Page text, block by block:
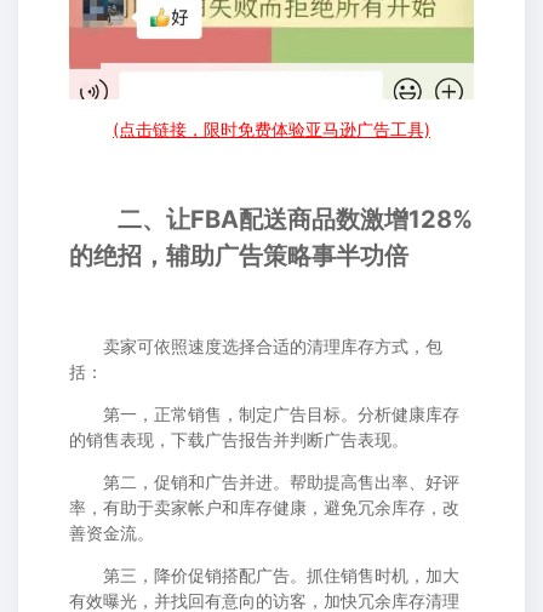
(点击链接，限时免费体验亚马逊广告工具)
二、让FBA配送商品数激增128%
的绝招，辅助广告策略事半功倍
卖家可依照速度选择合适的清理库存方式，包
括：
第一，正常销售，制定广告目标。分析健康库存
的销售表现，下载广告报告并判断广告表现。
第二，促销和广告并进。帮助提高售出率、好评
率，有助于卖家帐户和库存健康，避免冗余库存，改
善资金流。
第三，降价促销搭配广告。抓住销售时机，加大
有效曝光，并找回有意向的访客，加快冗余库存清理